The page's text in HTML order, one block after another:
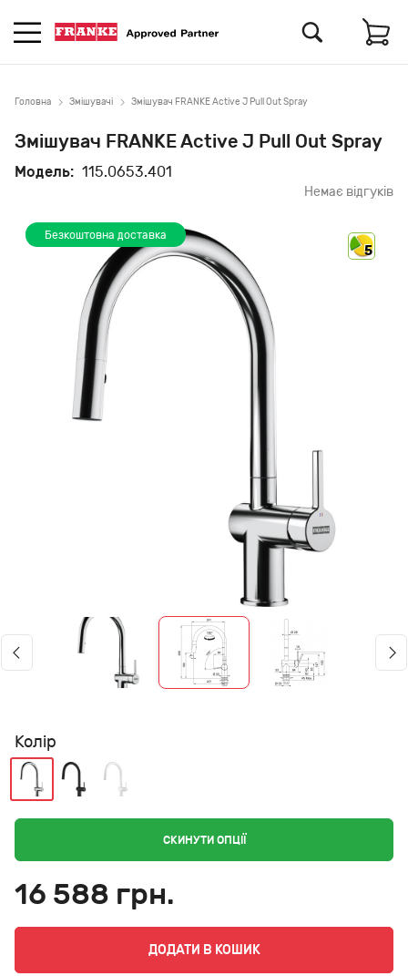
Головна Змішувачі Змішувач FRANKE Active J Pull Out Spray
Змішувач FRANKE Active J Pull Out Spray
Модель: 115.0653.401
Немає відгуків
Безкоштовна доставка
5
Колір
СКИНУТИ ОПЦІЇ
16 588 грн.
ДОДАТИ В КОШИК